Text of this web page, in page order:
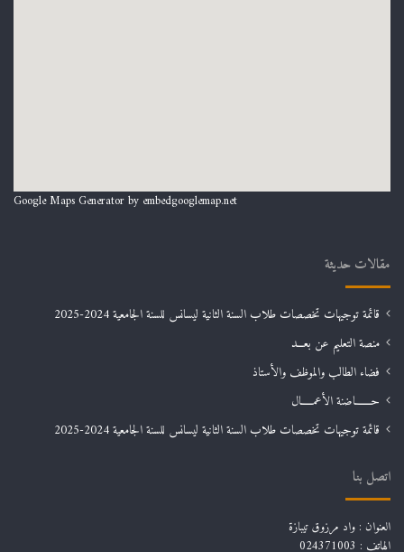
Google Maps Generator by embedgooglemap.net
مقالات حديثة
قائمة توجيهات تخصصات طلاب السنة الثانية ليسانس للسنة الجامعية 2024-2025
منصة التعليم عن بعـــد
فضاء الطالب والموظف والأستاذ
حـــــــاضنة الأعمـــــال
قائمة توجيهات تخصصات طلاب السنة الثانية ليسانس للسنة الجامعية 2024-2025
اتصل بنا
العنوان : واد مرزوق تيبازة
الهاتف : 024371003